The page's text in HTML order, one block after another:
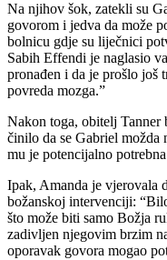
Na njihov šok, zatekli su
govorom i jedva da može
bolnicu gdje su liječnici
Sabih Effendi je naglasio
pronađen i da je prošlo još
povreda mozga.”
Nakon toga, obitelj Tanner
činilo da se Gabriel možda
mu je potencijalno
Ipak, Amanda je vjerovala
božanskoj intervenciji:
što može biti samo Božja
zadivljen njegovim brzim
oporavak govora mogao